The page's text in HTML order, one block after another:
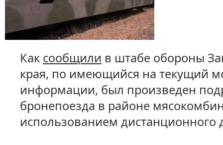
Как сообщили в штабе обороны
края, по имеющийся на текущий
информации, был произведен
бронепоезда в районе
использованием дистанционного